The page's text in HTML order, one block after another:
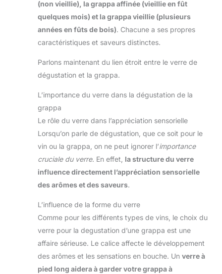
(non vieillie), la grappa affinée (vieillie en fût
quelques mois) et la grappa vieillie (plusieurs
années en fûts de bois). Chacune a ses propres
caractéristiques et saveurs distinctes.
Parlons maintenant du lien étroit entre le verre de
dégustation et la grappa.
L’importance du verre dans la dégustation de la
grappa
Le rôle du verre dans l’appréciation sensorielle
Lorsqu’on parle de dégustation, que ce soit pour le
vin ou la grappa, on ne peut ignorer l’importance
cruciale du verre. En effet, la structure du verre
influence directement l’appréciation sensorielle
des arômes et des saveurs.
L’influence de la forme du verre
Comme pour les différents types de vins, le choix du
verre pour la degustation d’une grappa est une
affaire sérieuse. Le calice affecte le développement
des arômes et les sensations en bouche. Un verre à
pied long aidera à garder votre grappa à